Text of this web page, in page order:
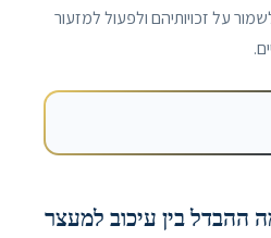
על זכויותיהם ולפעול למזעור
ההבדל בין עיכוב למעצר